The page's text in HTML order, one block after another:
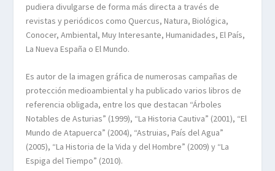
pudiera divulgarse de forma más directa a través de
revistas y periódicos como Quercus, Natura, Biológica,
Conocer, Ambiental, Muy Interesante, Humanidades, El País,
La Nueva España o El Mundo.
Es autor de la imagen gráfica de numerosas campañas de
protección medioambiental y ha publicado varios libros de
referencia obligada, entre los que destacan “Árboles
Notables de Asturias” (1999), “La Historia Cautiva” (2001), “El
Mundo de Atapuerca” (2004), “Astruias, País del Agua”
(2005), “La Historia de la Vida y del Hombre” (2009) y “La
Espiga del Tiempo” (2010).